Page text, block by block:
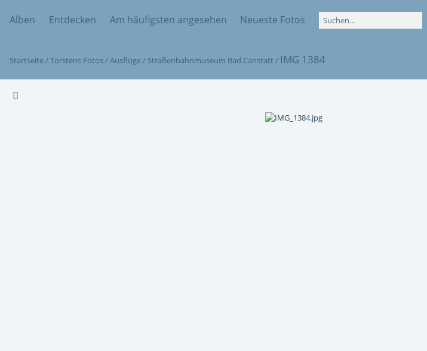
Alben Entdecken Am häufigsten angesehen Neueste Fotos
Startseite/Torstens Fotos/Ausflüge/ Straßenbahnmuseum Bad Canstatt / IMG 1384